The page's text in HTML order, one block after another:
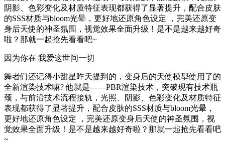
阴影、色彩变化及材质特征表现都获得了显著提升，配合皮肤
的SSS材质与bloom光晕，更好地还原角色设定 ，完美还原变
身后天使的神圣氛围，视觉效果全面升级！是不是越来越好奇
啦？那就一起抢先看看吧~
因为你在 我爱这世间一切
舞者们还记得小甜星昨天提到的，变身后的天使模型使用了的
全新渲染技术嘛? 他就是——PBR渲染技术，突破现有技术瓶
颈，与前沿技术流程接轨，光照、阴影、色彩变化及材质特征
表现都获得了显著提升，配合皮肤的SSS材质与bloom光晕，
更好地还原角色设定 ，完美还原变身后天使的神圣氛围，视
觉效果全面升级！是不是越来越好奇啦？那就一起抢先看看吧
~